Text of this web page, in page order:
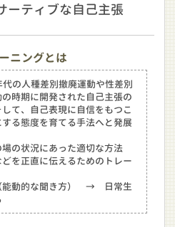
ーティブな自己主張
ニングとは
の人種差別撤廃運動や性差別
時期に開発された自己主張の
て、自己表現に自信をもつこ
る態度を育てる手法へと発展
の状況にあった適切な方法
を正直に伝えるためのトレー
動的な聞き方） → 日常生